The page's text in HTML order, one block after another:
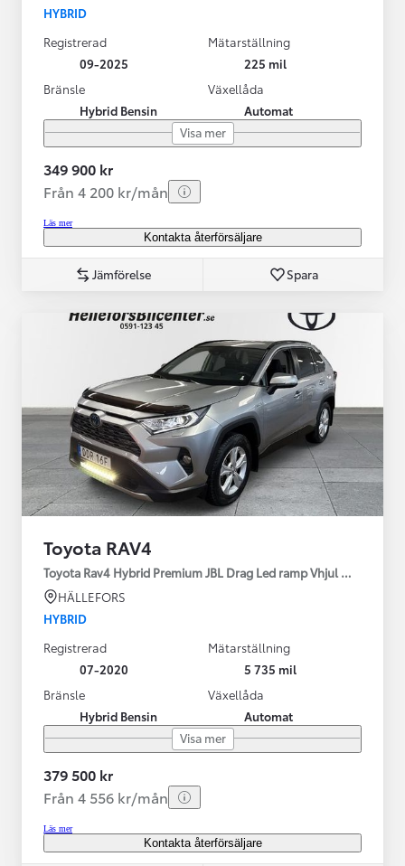
HYBRID
Registrerad
09-2025
Mätarställning
225 mil
Bränsle
Hybrid Bensin
Växellåda
Automat
Visa mer
349 900 kr
Från 4 200 kr/mån
Läs mer
Kontakta återförsäljare
Jämförelse Spara
Toyota RAV4
Toyota Rav4 Hybrid Premium JBL Drag Led ramp Vhjul motorv
HÄLLEFORS
HYBRID
Registrerad
07-2020
Mätarställning
5 735 mil
Bränsle
Hybrid Bensin
Växellåda
Automat
Visa mer
379 500 kr
Från 4 556 kr/mån
Läs mer
Kontakta återförsäljare